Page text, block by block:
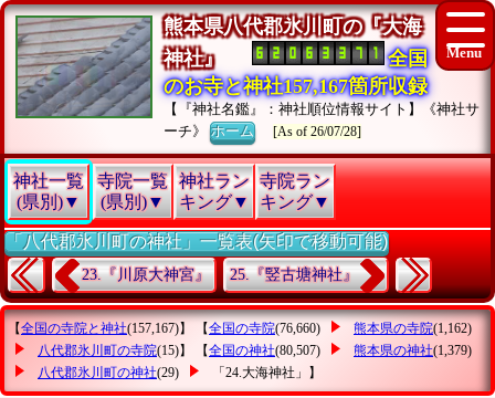
熊本県八代郡氷川町の『大海
神社』
全国
のお寺と神社157,167箇所収録
【『神社名鑑』：神社順位情報サイト】《神社サ
ーチ》ホーム [As of 26/07/28]
神社一覧
(県別)▼
寺院一覧
(県別)▼
神社ラン
キング▼
寺院ラン
キング▼
「八代郡氷川町の神社」一覧表(矢印で移動可能)
23.『川原大神宮』 25.『竪古塘神社』
【全国の寺院と神社(157,167)】 【全国の寺院(76,660) 熊本県の寺院(1,162)
八代郡氷川町の寺院(15)】 【全国の神社(80,507) 熊本県の神社(1,379)
八代郡氷川町の神社(29) 「24.大海神社」 】